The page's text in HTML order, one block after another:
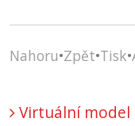
Nahoru•Zpět•Tisk•
Virtuální model